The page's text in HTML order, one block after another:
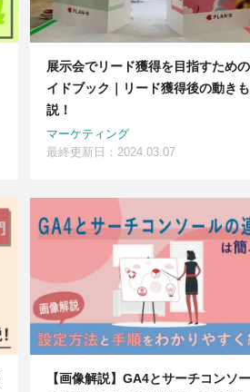
展示会でリード獲得を目指すため
イドブック｜リード獲得後の動き
説！
マーケティング
最終更新日：2024.03.07
【画像解説】GA4とサーチコンソ